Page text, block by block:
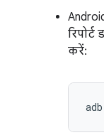
करें:
adb